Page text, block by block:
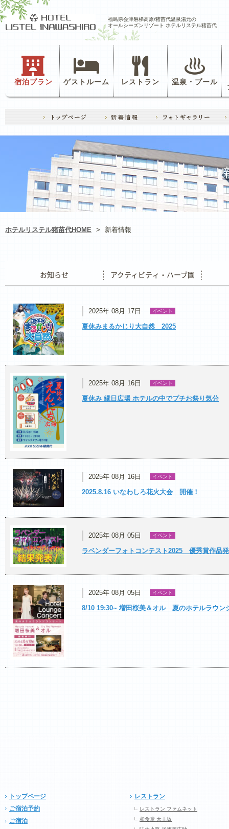
福島県会津磐梯高原/猪苗代温泉湯元の
オールシーズンリゾート ホテルリステル猪苗代
宿泊プラン ゲストルーム レストラン 温泉・プール
ホテルリステル猪苗代HOME > 新着情報
2025年 08月 17日 イベント
夏休みまるかじり大自然 2025
2025年 08月 16日 イベント
夏休み 縁日広場 ホテルの中でプチお祭り気分
2025年 08月 16日 イベント
2025.8.16 いなわしろ花火大会 開催！
2025年 08月 05日 イベント
ラベンダーフォトコンテスト2025 優秀賞作品
2025年 08月 05日 イベント
8/10 19:30~ 増田桜美＆オル 夏のホテルラウン
トップページ
ご宿泊予約
ご宿泊
レストラン
レストラン ファムネット
和食堂 天王坂